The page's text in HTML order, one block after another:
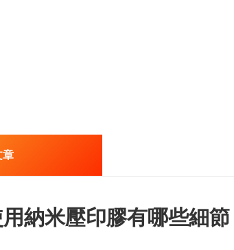
章
納米壓印膠有哪些細節